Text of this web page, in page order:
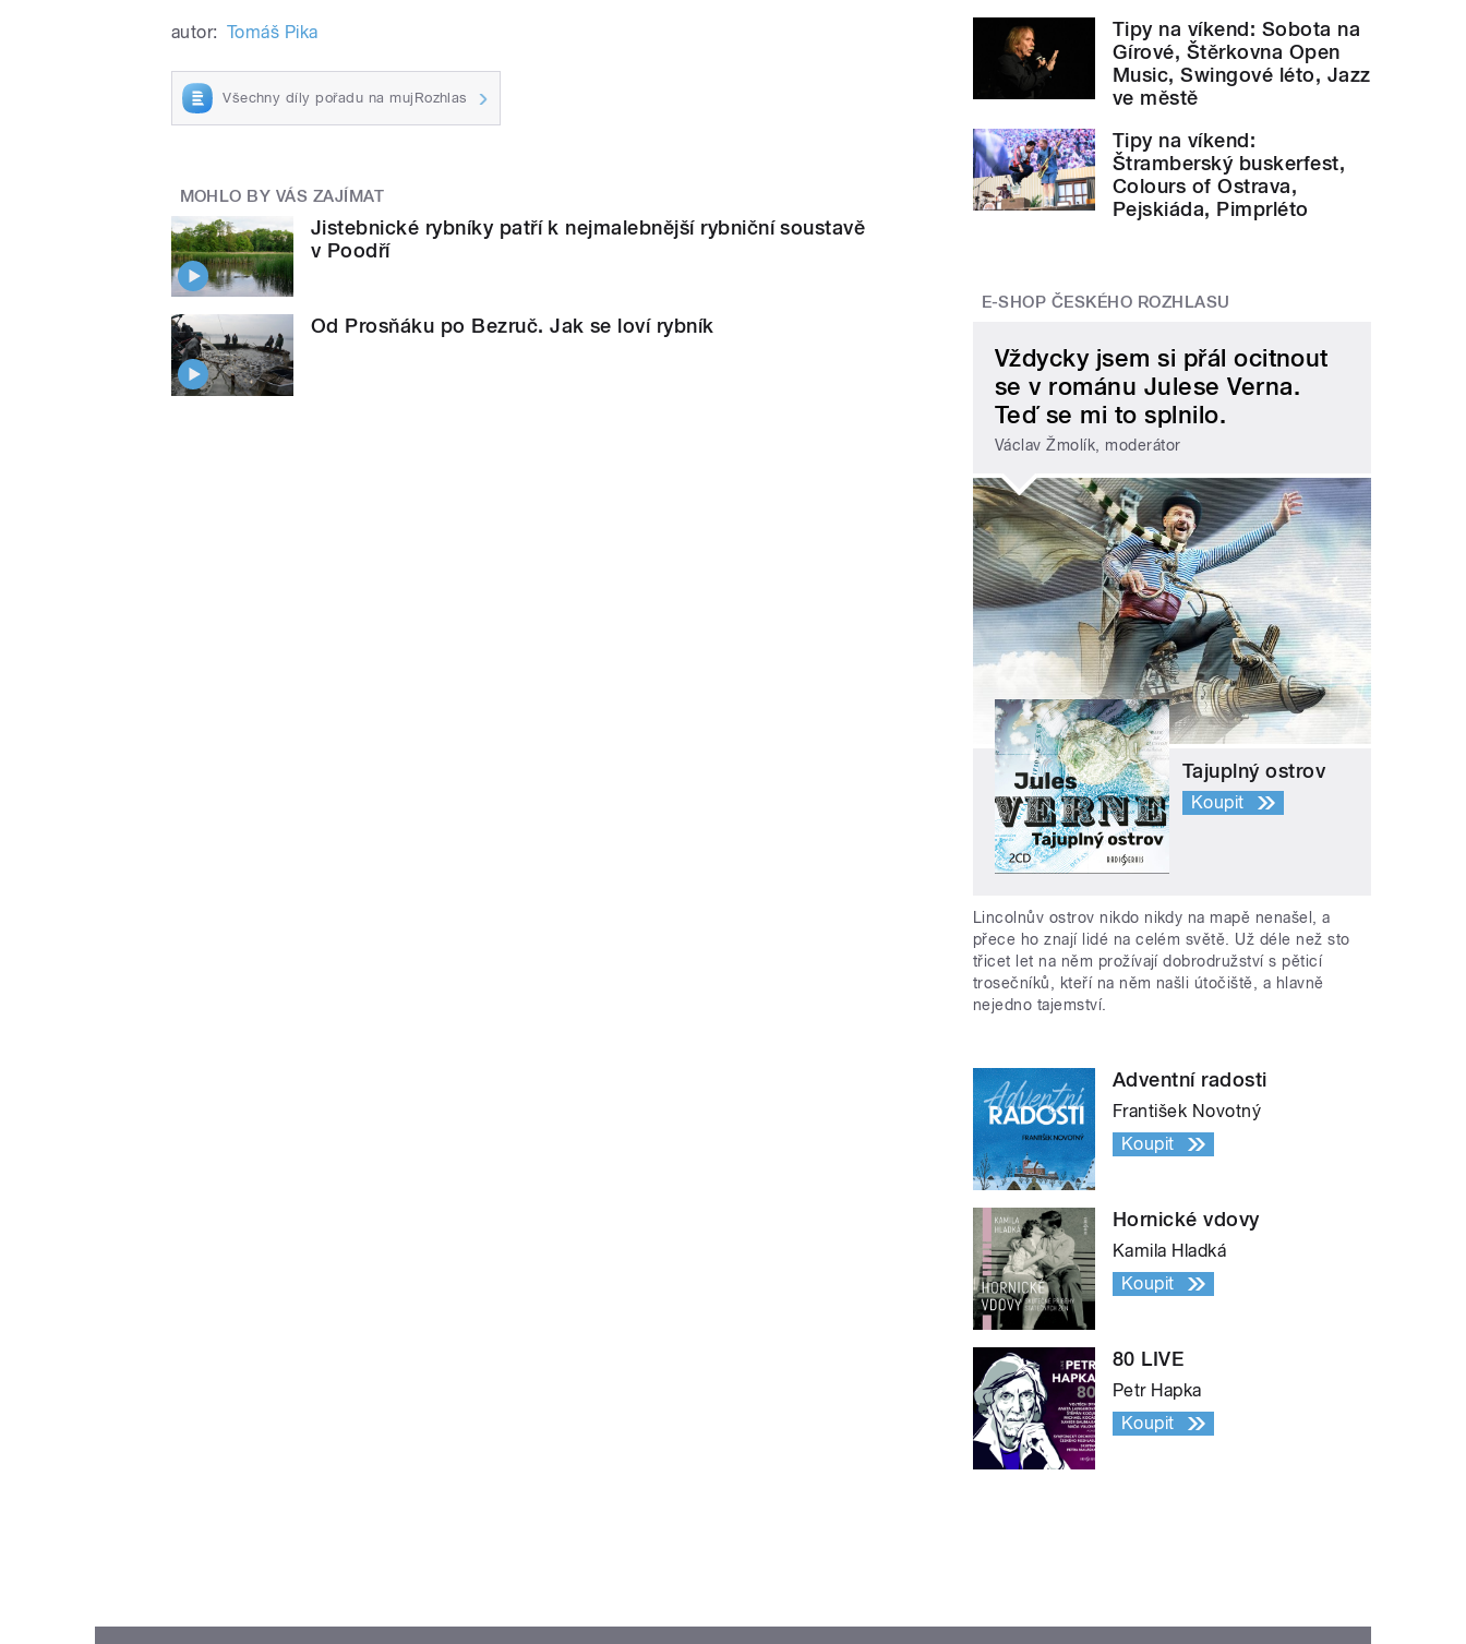
autor: Tomáš Pika
Všechny díly pořadu na mujRozhlas
MOHLO BY VÁS ZAJÍMAT
Jistebnické rybníky patří k nejmalebnější rybniční soustavě
v Poodří
Od Prosňáku po Bezruč. Jak se loví rybník
Tipy na víkend: Sobota na
Gírové, Štěrkovna Open
Music, Swingové léto, Jazz
ve městě
Tipy na víkend:
Štramberský buskerfest,
Colours of Ostrava,
Pejskiáda, Pimprléto
E-SHOP ČESKÉHO ROZHLASU
Vždycky jsem si přál ocitnout
se v románu Julese Verna.
Teď se mi to splnilo.
Václav Žmolík, moderátor
Tajuplný ostrov
Koupit
Lincolnův ostrov nikdo nikdy na mapě nenašel, a
přece ho znají lidé na celém světě. Už déle než sto
třicet let na něm prožívají dobrodružství s pěticí
trosečníků, kteří na něm našli útočiště, a hlavně
nejedno tajemství.
Adventní radosti
František Novotný
Koupit
Hornické vdovy
Kamila Hladká
Koupit
80 LIVE
Petr Hapka
Koupit